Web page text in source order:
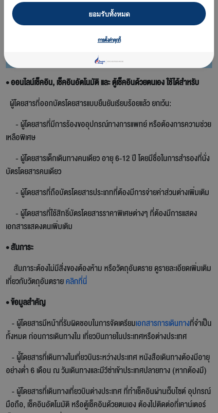
• ออนไลน์เช็คอิน, เช็คอินอัตโนมัติ และ ตู้เช็คอินด้วยตนเอง ใช้ได้สำหรับ
ผู้โดยสารที่ออกบัตรโดยสารแบบยืนยันเรียบร้อยแล้ว ยกเว้น:
- ผู้โดยสารที่มีการร้องขออุปกรณ์ทางการแพทย์ หรือต้องการความช่วย
เหลือพิเศษ
- ผู้โดยสารเด็กเดินทางคนเดียว อายุ 6-12 ปี โดยมีชื่อในการสำรองที่นั่ง
บัตรโดยสารคนเดียว
- ผู้โดยสารที่ถือบัตรโดยสารประเภทที่ต้องมีการจ่ายค่าส่วนต่างเพิ่มเติม
- ผู้โดยสารที่ใช้สิทธิ์บัตรโดยสารราคาพิเศษต่างๆ ที่ต้องมีการแสดง
เอกสารแสดงตนเพิ่มเติม
• สัมภาระ
สัมภาระต้องไม่มีสิ่งของต้องห้าม หรือวัตถุอันตราย ดูรายละเอียดเพิ่มเติม
เกี่ยวกับวัตถุอันตรายคลิกที่นี่
• ข้อมูลสำคัญ
- ผู้โดยสารมีหน้าที่รับผิดชอบในการจัดเตรียมเอกสารการเดินทางที่จำเป็น
ทั้งหมด ก่อนการเดินทางใน เที่ยวบินภายในประเทศหรือต่างประเทศ
- ผู้้โดยสารที่เดินทางในเที่ยวบินระหว่างประเทศ หนังสือเดินทางต้องมีอายุ
อย่างต่ำ 6 เดือน ณ วันเดินทางและมีวีซ่าเข้าประเทศปลายทาง (หากต้องมี)
- ผู้โดยสารที่เดินทางเที่ยวบินต่างประเทศ ที่ทำเช็คอินผ่านเว็บไซต์ อุปกรณ์
มือถือ, เช็คอินอัตโนมัติ หรือตู้เช็คอินด้วยตนเอง ต้องไปติดต่อที่เคาน์เตอร์
ยอมรับทั้งหมด
การตั้งค่าคุกกี้